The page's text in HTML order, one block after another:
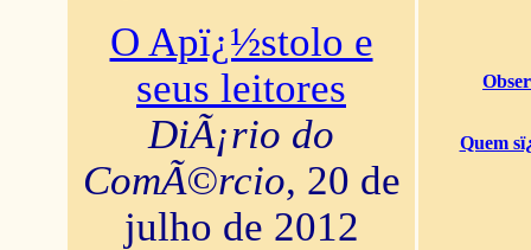
O Apï¿½stolo e
seus leitores
DiÃ¡rio do
ComÃ©rcio, 20 de
julho de 2012
Quem